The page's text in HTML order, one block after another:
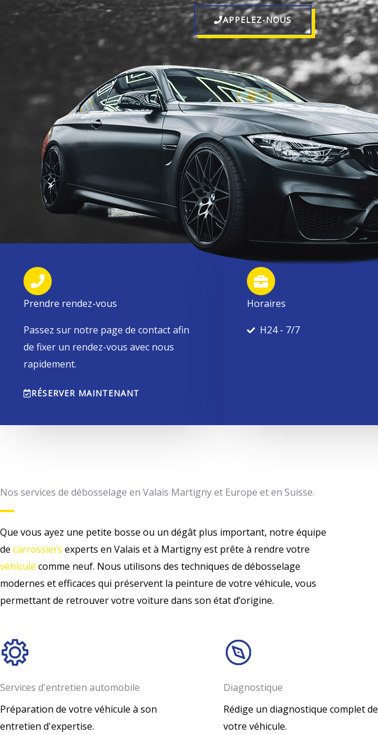
APPELEZ-NOUS
Prendre rendez-vous
Passez sur notre page de contact afin
de fixer un rendez-vous avec nous
rapidement.
RÉSERVER MAINTENANT
Horaires
H24 - 7/7
Nos services de débosselage en Valais Martigny et Europe et en Suisse.
Que vous ayez une petite bosse ou un dégât plus important, notre équipe
de carrossiers experts en Valais et à Martigny est prête à rendre votre
véhicule comme neuf. Nous utilisons des techniques de débosselage
modernes et efficaces qui préservent la peinture de votre véhicule, vous
permettant de retrouver votre voiture dans son état d’origine.
Services d'entretien automobile
Préparation de votre véhicule à son
entretien d'expertise.
Diagnostique
Rédige un diagnostique complet de
votre véhicule.